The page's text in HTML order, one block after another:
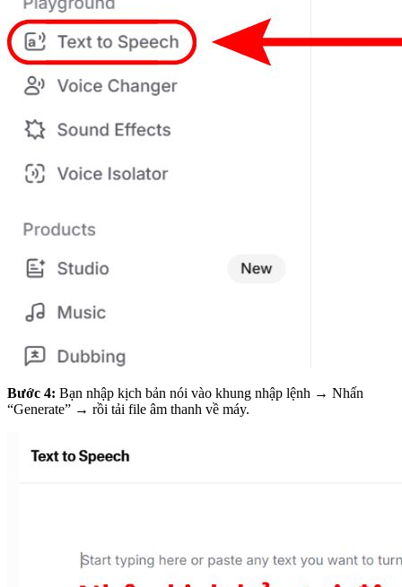
Bước 4: Bạn nhập kịch bản nói vào khung nhập lệnh → Nhấn
“Generate” → rồi tải file âm thanh về máy.